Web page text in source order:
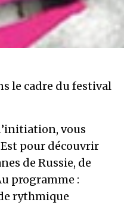
le cadre du festival
vous
pour découvrir
de Russie, de
programme :
rythmique